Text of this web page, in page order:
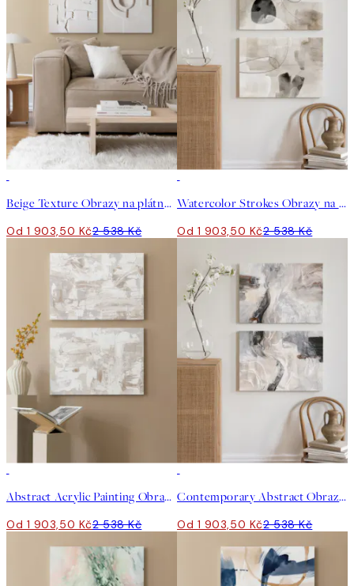
Beige Texture Obrazy na plátně Duo
Od 1 903,50 Kč2 538 Kč
Watercolor Strokes Obrazy na plátně Duo
Od 1 903,50 Kč2 538 Kč
Abstract Acrylic Painting Obrazy na plátně Duo
Od 1 903,50 Kč2 538 Kč
Contemporary Abstract Obrazy na plátně Duo
Od 1 903,50 Kč2 538 Kč